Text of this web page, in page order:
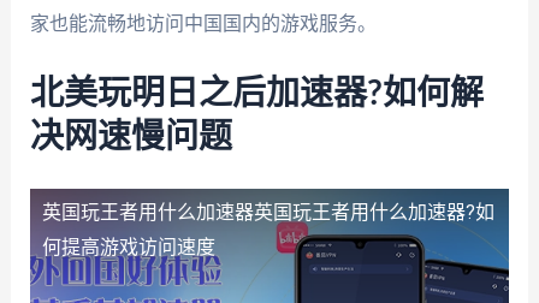
家也能流畅地访问中国国内的游戏服务。
北美玩明日之后加速器?如何解
决网速慢问题
英国玩王者用什么加速器英国玩王者用什么加速器?如
何提高游戏访问速度